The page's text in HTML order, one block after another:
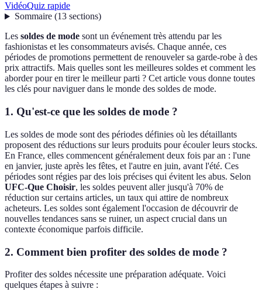
VidéoQuiz rapide
Sommaire(13 sections)
Les soldes de mode sont un événement très attendu par les
fashionistas et les consommateurs avisés. Chaque année, ces
périodes de promotions permettent de renouveler sa garde-robe à des
prix attractifs. Mais quelles sont les meilleures soldes et comment les
aborder pour en tirer le meilleur parti ? Cet article vous donne toutes
les clés pour naviguer dans le monde des soldes de mode.
1. Qu'est-ce que les soldes de mode ?
Les soldes de mode sont des périodes définies où les détaillants
proposent des réductions sur leurs produits pour écouler leurs stocks.
En France, elles commencent généralement deux fois par an : l'une
en janvier, juste après les fêtes, et l'autre en juin, avant l'été. Ces
périodes sont régies par des lois précises qui évitent les abus. Selon
UFC-Que Choisir, les soldes peuvent aller jusqu'à 70% de
réduction sur certains articles, un taux qui attire de nombreux
acheteurs. Les soldes sont également l'occasion de découvrir de
nouvelles tendances sans se ruiner, un aspect crucial dans un
contexte économique parfois difficile.
2. Comment bien profiter des soldes de mode ?
Profiter des soldes nécessite une préparation adéquate. Voici
quelques étapes à suivre :